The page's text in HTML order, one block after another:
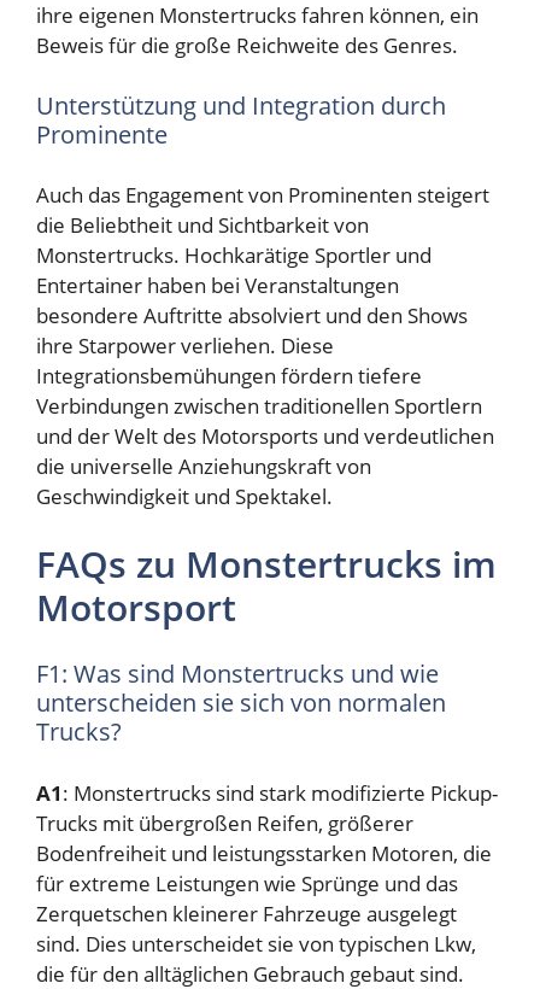
ihre eigenen Monstertrucks fahren können, ein
Beweis für die große Reichweite des Genres.
Unterstützung und Integration durch
Prominente
Auch das Engagement von Prominenten steigert
die Beliebtheit und Sichtbarkeit von
Monstertrucks. Hochkarätige Sportler und
Entertainer haben bei Veranstaltungen
besondere Auftritte absolviert und den Shows
ihre Starpower verliehen. Diese
Integrationsbemühungen fördern tiefere
Verbindungen zwischen traditionellen Sportlern
und der Welt des Motorsports und verdeutlichen
die universelle Anziehungskraft von
Geschwindigkeit und Spektakel.
FAQs zu Monstertrucks im
Motorsport
F1: Was sind Monstertrucks und wie
unterscheiden sie sich von normalen
Trucks?
A1: Monstertrucks sind stark modifizierte Pickup-
Trucks mit übergroßen Reifen, größerer
Bodenfreiheit und leistungsstarken Motoren, die
für extreme Leistungen wie Sprünge und das
Zerquetschen kleinerer Fahrzeuge ausgelegt
sind. Dies unterscheidet sie von typischen Lkw,
die für den alltäglichen Gebrauch gebaut sind.